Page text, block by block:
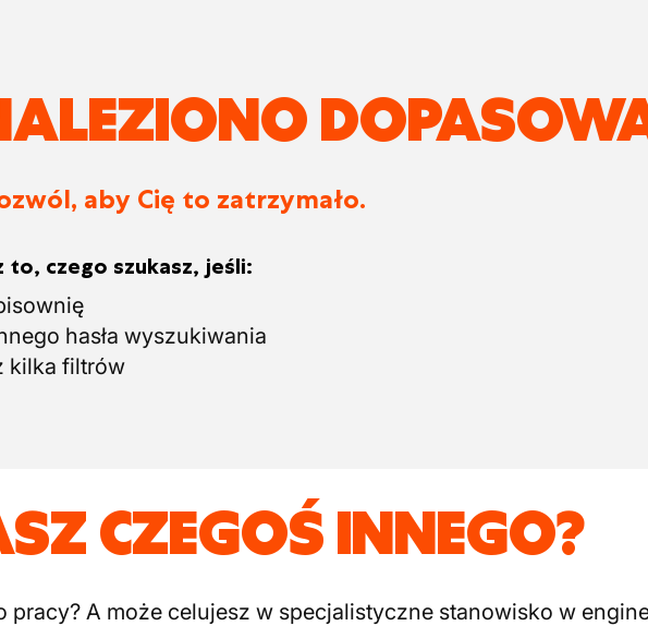
aby Cię to zatrzymało.
to, czego szukasz, jeśli:
hasła wyszukiwania
kilka filtrów
CZEGOŚ INNEGO?
pracy? A może celujesz w specjalistyczne stanowisko w